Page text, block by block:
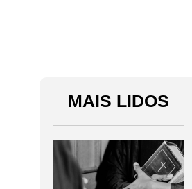
MAIS LIDOS